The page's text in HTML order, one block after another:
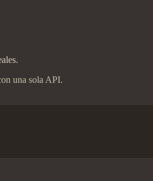
una sola API.